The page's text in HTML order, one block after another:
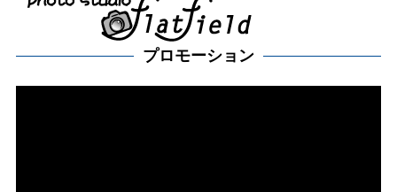
プロモーション